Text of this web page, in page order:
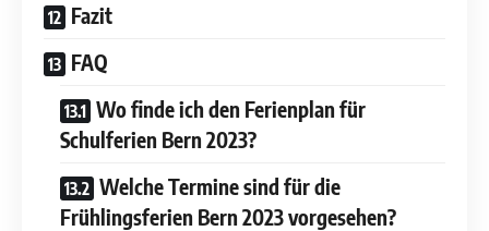
Fazit
FAQ
Wo finde ich den Ferienplan für
Schulferien Bern 2023?
Welche Termine sind für die
Frühlingsferien Bern 2023 vorgesehen?